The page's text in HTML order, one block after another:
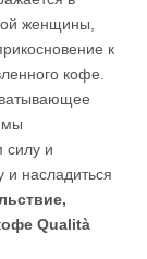
женщины,
к
кофе.
мы
силу и
и насладиться
Qualità